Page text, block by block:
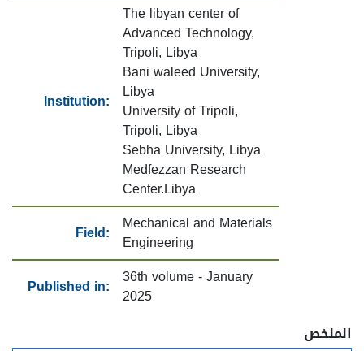
Institution:
The libyan center of
Advanced Technology,
Tripoli, Libya
Bani waleed University,
Libya
University of Tripoli,
Tripoli, Libya
Sebha University, Libya
Medfezzan Research
Center.Libya
Field: Mechanical and Materials
Engineering
Published in: 36th volume - January
2025
الملخص